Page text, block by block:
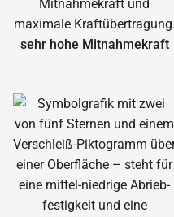
sehr hohe Mitnahmekraft